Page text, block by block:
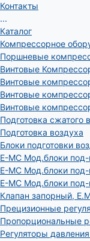
Контакты
...
Каталог
Компрессорное
Поршневые
Винтовые
Винтовые
Винтовые
Винтовые
Подготовка сжатого
Подготовка воздуха
Блоки подготовки
E-MC Мод.блоки
E-MC Мод.блоки
E-MC Мод.блоки
Клапан запорный,
Прецизионные
Пропорциональные
Регуляторы